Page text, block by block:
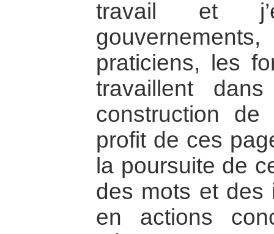
travail et
praticiens, les
travaillent
construction
profit de ces
la poursuite de
des mots et des
en actions